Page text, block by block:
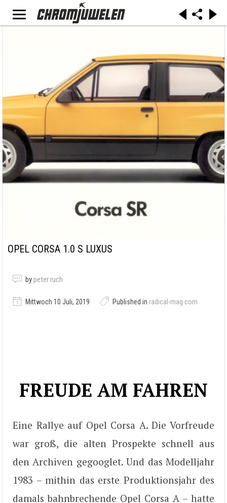
OPEL CORSA 1.0 S LUXUS
by peter ruch
Mittwoch 10 Juli, 2019 Published in radical-mag.com
FREUDE AM FAHREN
Eine Rallye auf Opel Corsa A. Die Vorfreude
war groß, die alten Prospekte schnell aus
den Archiven gegooglet. Und das Modelljahr
1983 – mithin das erste Produktionsjahr des
damals bahnbrechende Opel Corsa A – hatte